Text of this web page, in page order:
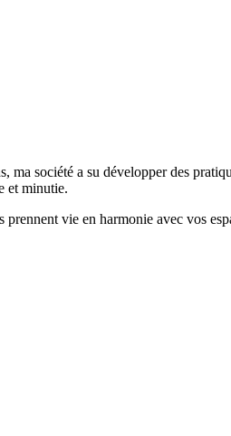
ma société a su développer des
et minutie.
vie en harmonie avec vos